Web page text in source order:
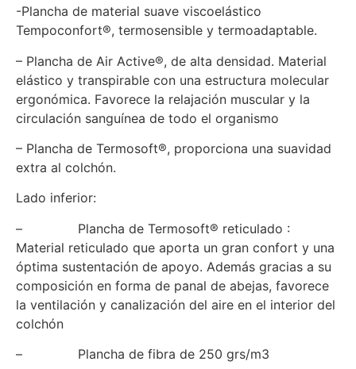
-Plancha de material suave viscoelástico
Tempoconfort®, termosensible y termoadaptable.
– Plancha de Air Active®, de alta densidad. Material
elástico y transpirable con una estructura molecular
ergonómica. Favorece la relajación muscular y la
circulación sanguínea de todo el organismo
– Plancha de Termosoft®, proporciona una suavidad
extra al colchón.
Lado inferior:
– Plancha de Termosoft® reticulado :
Material reticulado que aporta un gran confort y una
óptima sustentación de apoyo. Además gracias a su
composición en forma de panal de abejas, favorece
la ventilación y canalización del aire en el interior del
colchón
– Plancha de fibra de 250 grs/m3